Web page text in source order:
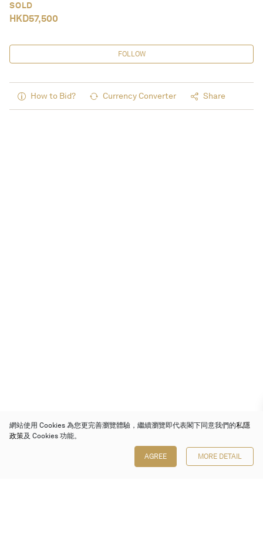
SOLD
HKD57,500
FOLLOW
How to Bid? Currency Converter Share
網站使用 Cookies 為您更完善瀏覽體驗，繼續瀏覽即代表閣下同意我們的私隱
政策及 Cookies 功能。
AGREE MORE DETAIL